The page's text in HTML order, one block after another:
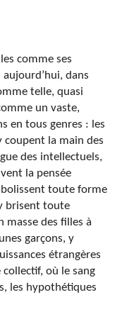
comme ses
dans
telle, quasi
un vaste,
en tous genres : les
coupent la main des
des intellectuels,
la pensée
toute forme
brisent toute
masse des filles à
garçons, y
étrangères
où le sang
les hypothétiques